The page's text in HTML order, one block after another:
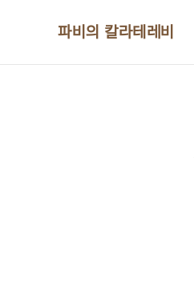
파비의 칼라테레비